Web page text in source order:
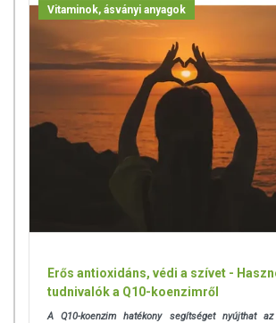
Vitaminok, ásványi anyagok
Erős antioxidáns, védi a szívet -
tudnivalók a Q10-koenzimről
A Q10-koenzim hatékony segítséget nyújthat az